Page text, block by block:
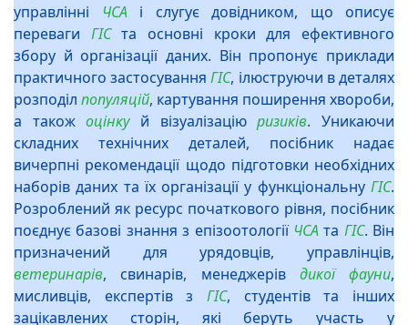
управлінні
ЧСАі слугує довідником, що описує
переваги ГІСта основні кроки для ефективного
збору й організації даних. Він пропонує приклади
практичного застосуванняГІС, ілюструючи в деталях
розподіл популяцій, картування поширення хвороби,
а такожоцінкуй візуалізаціюризиків. Уникаючи
складних технічних деталей, посібник надає
вичерпні рекомендації щодо підготовки необхідних
наборів даних та їх організації у функціональну ГІС.
Розроблений як ресурс початкового рівня, посібник
поєднує базові знання з епізоотології ЧСАта ГІС. Він
призначений для урядовців, управлінців,
ветеринарів, свинарів, менеджерів дикої фауни,
мисливців, експертів з ГІС, студентів та інших
зацікавлених сторін, які беруть участь у